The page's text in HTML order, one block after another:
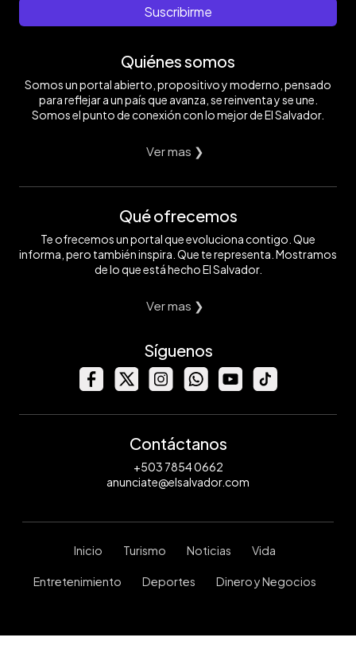
Suscribirme
Quiénes somos
Somos un portal abierto, propositivo y moderno, pensado
para reflejar a un país que avanza, se reinventa y se une.
Somos el punto de conexión con lo mejor de El Salvador.
Ver mas ❯
Qué ofrecemos
Te ofrecemos un portal que evoluciona contigo. Que
informa, pero también inspira. Que te representa. Mostramos
de lo que está hecho El Salvador.
Ver mas ❯
Síguenos
Contáctanos
+503 7854 0662
anunciate@elsalvador.com
Inicio Turismo Noticias Vida
Entretenimiento Deportes Dinero y Negocios